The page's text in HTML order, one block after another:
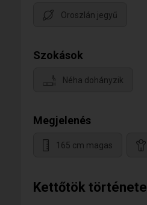
Kettőtök története
Oroszlán jegyű
Szokások
Néha dohányzik
Megjelenés
165 cm magas